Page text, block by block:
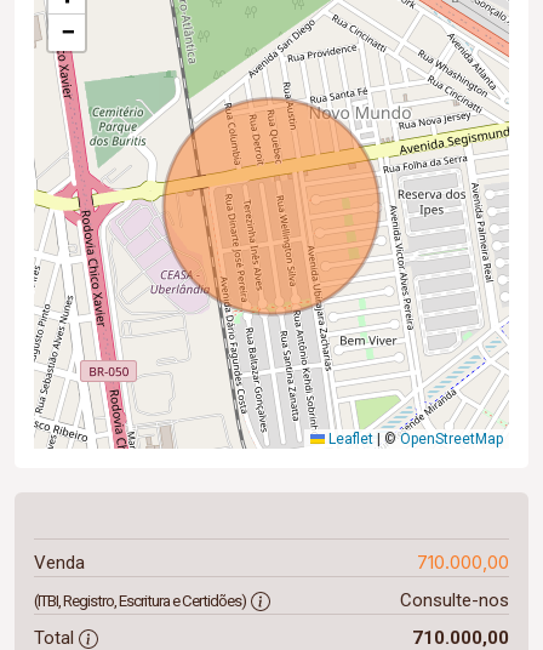
−
Leaflet | ©OpenStreetMap
Venda 710.000,00
(ITBI, Registro, Escritura e Certidões)
Consulte-nos
Total
710.000,00